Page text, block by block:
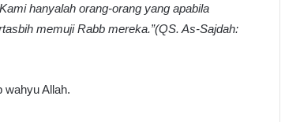
hanyalah orang-orang yang apabila
memuji Rabb mereka.”(QS. As-Sajdah:
wahyu Allah.